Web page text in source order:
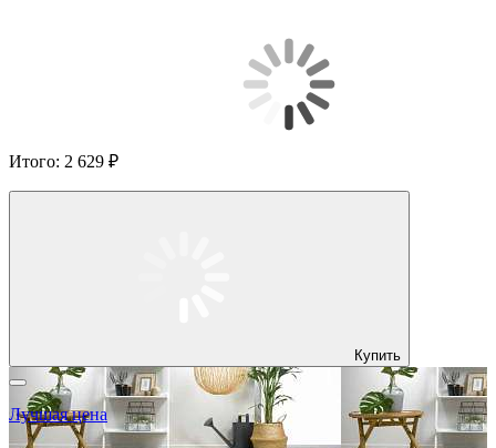
Итого: 2 629 ₽
Купить
Лучшая цена